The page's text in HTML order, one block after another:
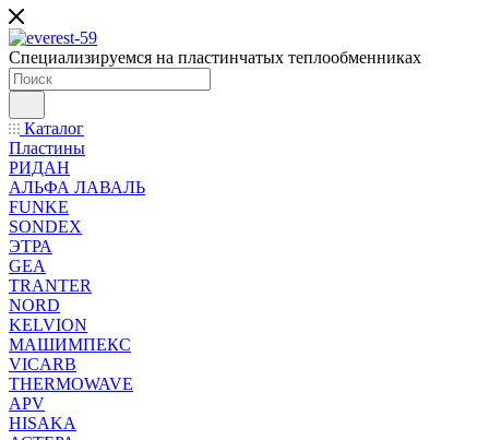
Специализируемся на пластинчатых теплообменниках
Каталог
Пластины
РИДАН
АЛЬФА ЛАВАЛЬ
FUNKE
SONDEX
ЭТРА
GEA
TRANTER
NORD
KELVION
МАШИМПЕКС
VICARB
THERMOWAVE
APV
HISAKA